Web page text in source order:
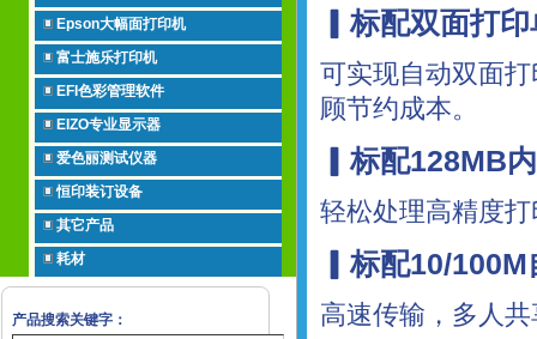
Epson大幅面打印机
富士施乐打印机
EFI色彩管理软件
EIZO专业显示器
爱色丽测试仪器
恒印装订设备
其它产品
耗材
产品搜索关键字：
▎标配双面打
可实现自动双面
顾节约成本。
▎标配128MB
轻松处理高精度
▎标配10/
高速传输，多人